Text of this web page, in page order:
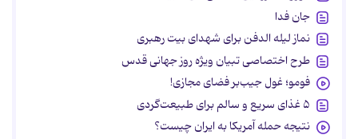
جان فدا
نماز لیله الدفن برای شهدای بیت رهبری
طرح اختصاصی تبیان ویژه روز جهانی قدس
فومو؛ غول جیب‌بر فضای مجازی!
۵ غذای سریع و سالم برای طبیعت‌گردی
نتیجه حمله آمریکا به ایران چیست؟